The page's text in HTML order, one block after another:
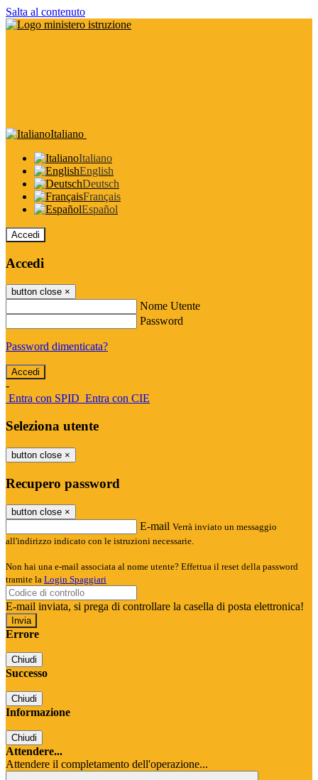
Salta al contenuto
Italiano
Italiano
English
Deutsch
Français
Español
Accedi
Accedi
button close ×
Nome Utente
Password
Password dimenticata?
-
Entra con SPID Entra con CIE
Seleziona utente
button close ×
Recupero password
button close ×
E-mail Verrà inviato un messaggio
all'indirizzo indicato con le istruzioni necessarie.
Non hai una e-mail associata al nome utente? Effettua il reset della password
tramite la Login Spaggiari
E-mail inviata, si prega di controllare la casella di posta elettronica!
Errore
Chiudi
Successo
Chiudi
Informazione
Chiudi
Attendere...
Attendere il completamento dell'operazione...